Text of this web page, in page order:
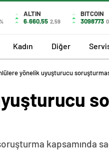
ALTIN
6.660,55 2,59
BITCOIN
3098773
Kadın Diğer
yönelik uyuşturucu
kapsamında